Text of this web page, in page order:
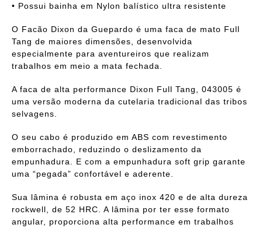
• Possui bainha em Nylon balístico ultra resistente
O Facão Dixon da Guepardo é uma faca de mato Full
Tang de maiores dimensões, desenvolvida
especialmente para aventureiros que realizam
trabalhos em meio a mata fechada.
A faca de alta performance Dixon Full Tang, 043005 é
uma versão moderna da cutelaria tradicional das tribos
selvagens.
O seu cabo é produzido em ABS com revestimento
emborrachado, reduzindo o deslizamento da
empunhadura. E com a empunhadura soft grip garante
uma “pegada” confortável e aderente.
Sua lâmina é robusta em aço inox 420 e de alta dureza
rockwell, de 52 HRC. A lâmina por ter esse formato
angular, proporciona alta performance em trabalhos